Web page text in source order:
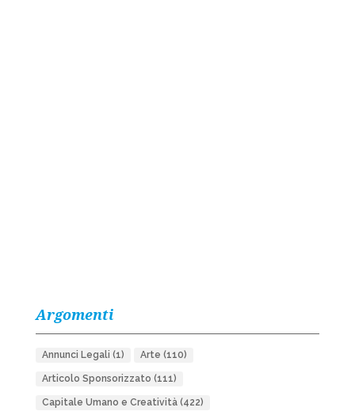
Argomenti
Annunci Legali (1) Arte (110)
Articolo Sponsorizzato (111)
Capitale Umano e Creatività(422)